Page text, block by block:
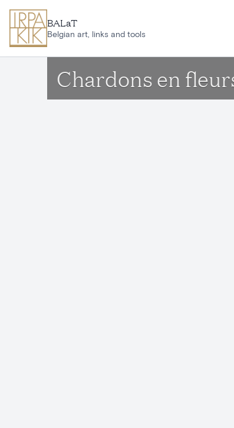
BALaT
Belgian art, links and tools
Chardons en